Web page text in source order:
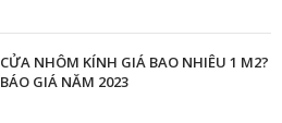
CỬA NHÔM KÍNH GIÁ BAO NHIÊU 1 M2?
BÁO GIÁ NĂM 2023